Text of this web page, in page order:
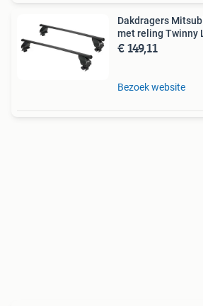
Dakdragers
met reling Twinny
€ 149,11
Bezoek website